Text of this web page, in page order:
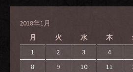
2018年1月
月
火 水 木
1 2 3 4
8
9 10 11